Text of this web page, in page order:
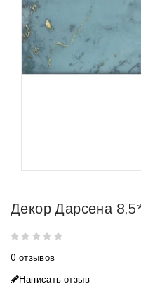
Декор Дарсена
0 отзывов
Написать отзыв